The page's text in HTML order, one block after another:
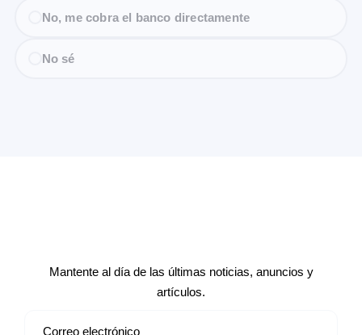
No, me cobra el banco directamente
No sé
Mantente al día de las últimas noticias, anuncios y
artículos.